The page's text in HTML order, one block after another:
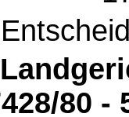
80